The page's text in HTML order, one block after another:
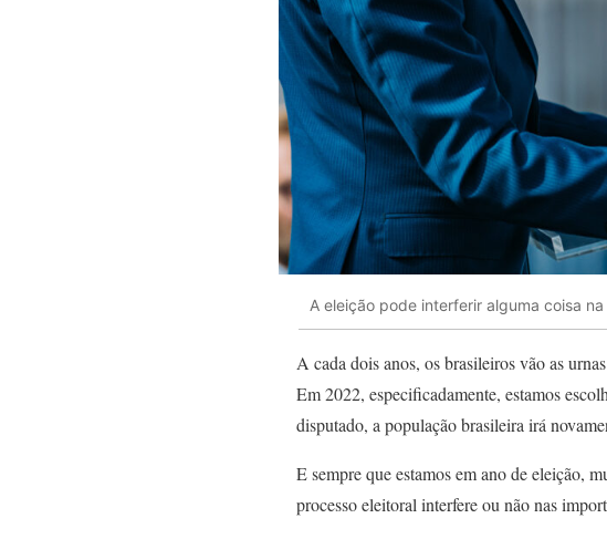
A eleição pode interferir alguma coisa
A cada dois anos, os brasileiros vão as
Em 2022, especificadamente, estamos
disputado, a população brasileira irá
E sempre que estamos em ano de eleição,
processo eleitoral interfere ou não nas